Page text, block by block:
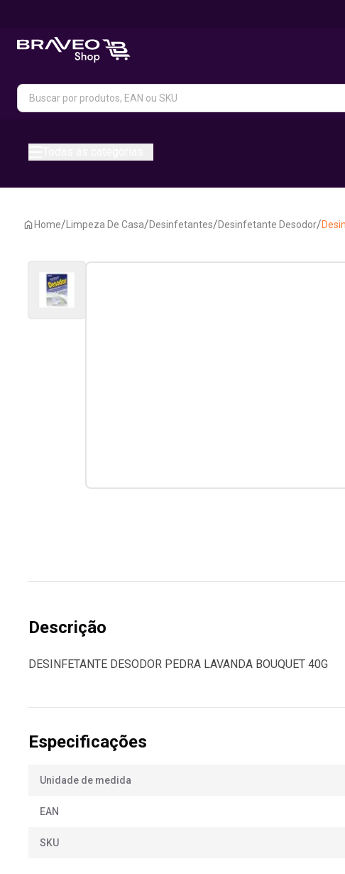
Home/ Limpeza De Casa/Desinfetantes/Desinfetante Desodor/
Descrição
DESINFETANTE DESODOR PEDRA LAVANDA BOUQUET 40G
Especificações
Unidade de medida
EAN
SKU